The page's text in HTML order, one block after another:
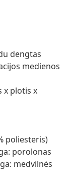
dengtas
medienos
x plotis x
poliesteris)
porolonas
medvilnės